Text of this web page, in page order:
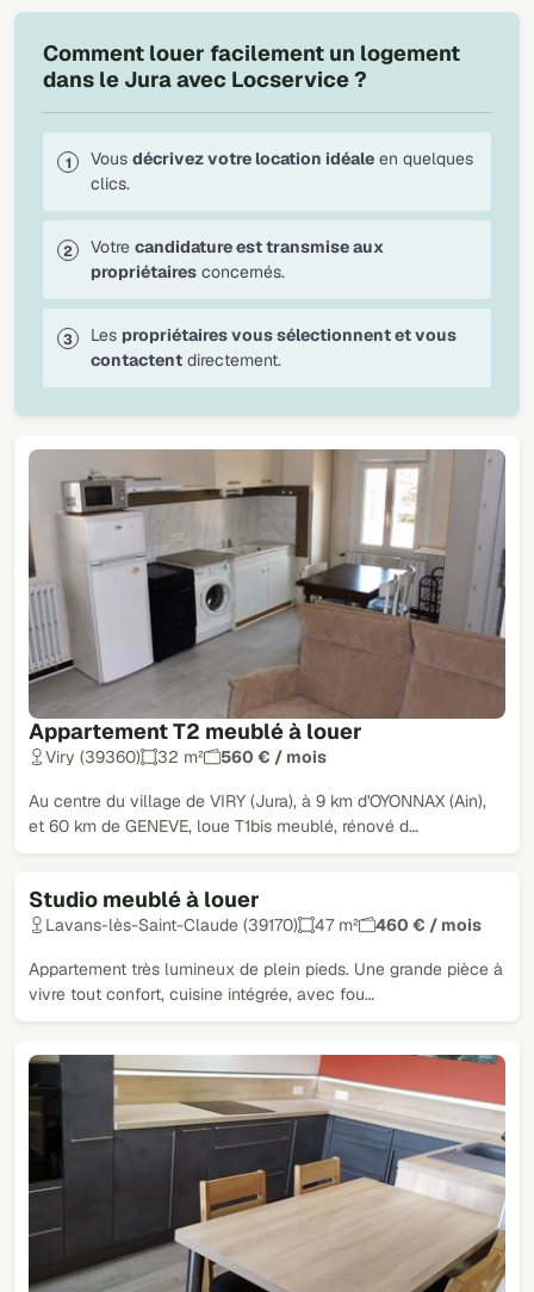
Appartement T2 meublé à louer
Viry (39360) 32 m² 560 € / mois
Au centre du village de VIRY (Jura), à 9 km d'OYONNAX (Ain),
et 60 km de GENEVE, loue T1bis meublé, rénové d…
Studio meublé à louer
Lavans-lès-Saint-Claude (39170) 47 m² 460 € / mois
Appartement très lumineux de plein pieds. Une grande pièce à
vivre tout confort, cuisine intégrée, avec fou…
Comment louer facilement un logement
dans le Jura avec Locservice ?
Vous décrivez votre location idéale en quelques
clics.
Votre candidature est transmise aux
propriétaires concernés.
Les propriétaires vous sélectionnent et vous
contactent directement.